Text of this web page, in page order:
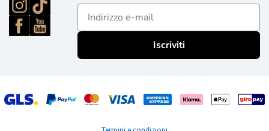
E-mailadres
Iscriviti